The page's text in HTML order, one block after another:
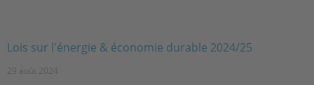
Lois sur l'énergie & économie durable 2024/25
29 août 2024